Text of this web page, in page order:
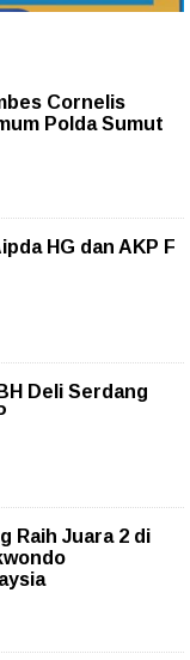
Cornelis
Polda Sumut
HG dan AKP F
Deli Serdang
Raih Juara 2 di